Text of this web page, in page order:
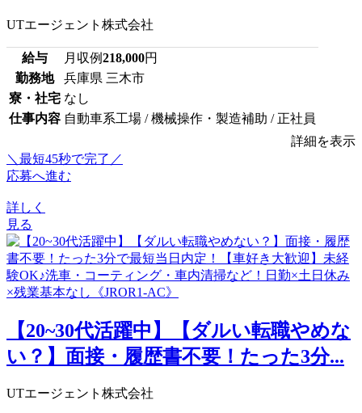
UTエージェント株式会社
給与 月収例218,000円
勤務地
兵庫県 三木市
寮・社宅 なし
仕事内容 自動車系工場 / 機械操作・製造補助 / 正社員
詳細を表示
＼最短45秒で完了／
応募へ進む
詳しく
見る
【20~30代活躍中】【ダルい転職やめな
い？】面接・履歴書不要！たった3分...
UTエージェント株式会社